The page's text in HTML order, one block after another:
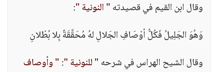
وقال ابن القيم في قصيدته" النونية ":
وَهُوَ الجَلِيلُ فَكُلُّ أوْصَافِ الجَلالِ لهُ مُحَقَّقَةٌ بِلا بُطْلانِ
وقال الشيح الهراس في شرحه" للنونية ":" وأوصاف